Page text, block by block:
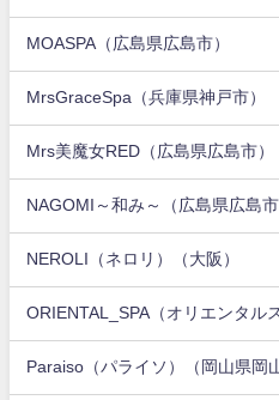
MOASPA（広島県広島市）
MrsGraceSpa（兵庫県神戸市）
Mrs美魔女RED（広島県広島市）
NAGOMI～和み～（広島県広島市
NEROLI（ネロリ）（大阪）
ORIENTAL_SPA（オリエンタル
Paraiso（パライソ）（岡山県岡